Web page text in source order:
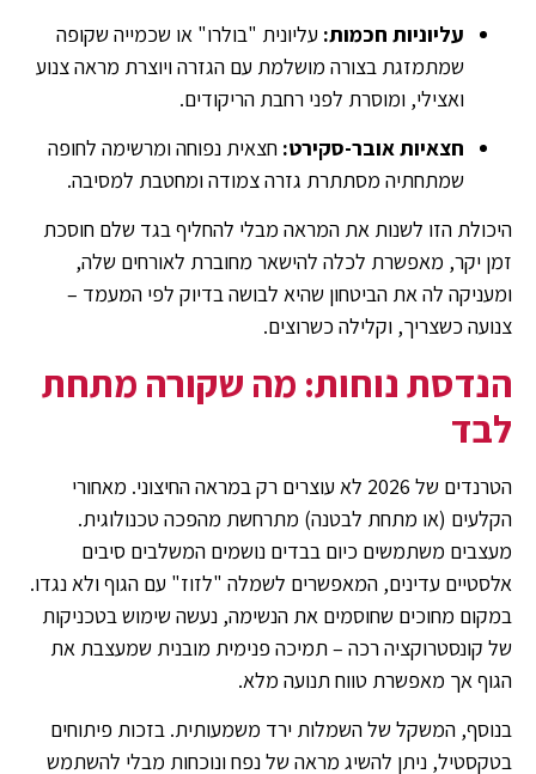
עליוניות חכמות: עליונית "בולרו" או שכמייה שקופה
שמתמזגת בצורה מושלמת עם הגזרה ויוצרת מראה צנוע
ואצילי, ומוסרת לפני רחבת הריקודים.
חצאיות אובר-סקירט: חצאית נפוחה ומרשימה לחופה
שמתחתיה מסתתרת גזרה צמודה ומחטבת למסיבה.
היכולת הזו לשנות את המראה מבלי להחליף בגד שלם חוסכת
זמן יקר, מאפשרת לכלה להישאר מחוברת לאורחים שלה,
ומעניקה לה את הביטחון שהיא לבושה בדיוק לפי המעמד –
צנועה כשצריך, וקלילה כשרוצים.
הנדסת נוחות: מה שקורה מתחת
לבד
הטרנדים של 2026 לא עוצרים רק במראה החיצוני. מאחורי
הקלעים (או מתחת לבטנה) מתרחשת מהפכה טכנולוגית.
מעצבים משתמשים כיום בבדים נושמים המשלבים סיבים
אלסטיים עדינים, המאפשרים לשמלה "לזוז" עם הגוף ולא נגדו.
במקום מחוכים שחוסמים את הנשימה, נעשה שימוש בטכניקות
של קונסטרוקציה רכה – תמיכה פנימית מובנית שמעצבת את
הגוף אך מאפשרת טווח תנועה מלא.
בנוסף, המשקל של השמלות ירד משמעותית. בזכות פיתוחים
בטקסטיל, ניתן להשיג מראה של נפח ונוכחות מבלי להשתמש